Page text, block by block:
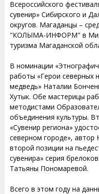
Всероссийского
сувенир» Сибирского и
округов. Магаданцы –
"КОЛЫМА-ИНФОРМ" в
туризма Магаданской
В номинации
работы «Герои северных
медведь» Наталии
Хутык. Обе мастерицы
методистами
объединения культуры.
«Сувенир региона»
северном городе», автор
второй позиции на
сувенира» серия
Татьяны Пономаревой.
Всего в этом году на